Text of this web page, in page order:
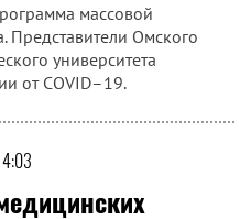
массовой
Представители Омского
университета
от COVID–19.